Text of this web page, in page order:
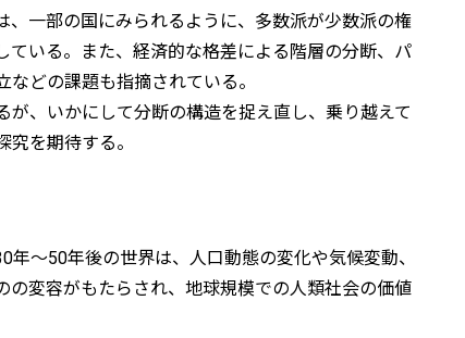
一部の国にみられるように、多数派が少数派の権
いる。また、経済的な格差による階層の分断、パ
どの課題も指摘されている。
、いかにして分断の構造を捉え直し、乗り越えて
を期待する。
～50年後の世界は、人口動態の変化や気候変動、
変容がもたらされ、地球規模での人類社会の価値